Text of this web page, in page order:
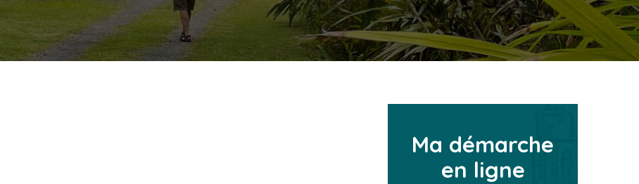
Ma démarche
en ligne